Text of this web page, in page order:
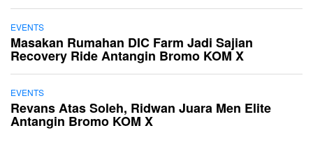
EVENTS
Masakan Rumahan DIC Farm Jadi Sajian
Recovery Ride Antangin Bromo KOM X
EVENTS
Revans Atas Soleh, Ridwan Juara Men Elite
Antangin Bromo KOM X